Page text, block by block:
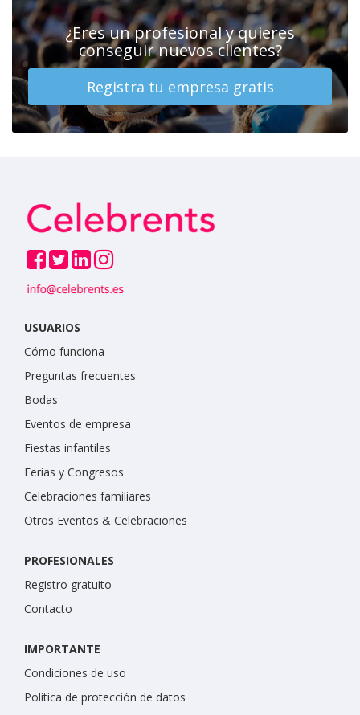
¿Eres un profesional y quieres
conseguir nuevos clientes?
Registra tu empresa gratis
USUARIOS
Cómo funciona
Preguntas frecuentes
Bodas
Eventos de empresa
Fiestas infantiles
Ferias y Congresos
Celebraciones familiares
Otros Eventos & Celebraciones
PROFESIONALES
Registro gratuito
Contacto
IMPORTANTE
Condiciones de uso
Política de protección de datos